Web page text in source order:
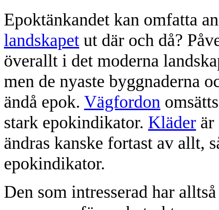
Epoktänkandet kan omfatta
landskapet ut där och då?
överallt i det moderna
men de nyaste byggnaderna
ändå epok. Vägfordon
stark epokindikator. Kläder är
ändras kanske fortast av allt,
epokindikator.
Den som intresserad har